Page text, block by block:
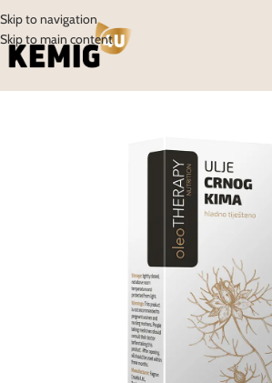
Skip to navigation
Skip to main content